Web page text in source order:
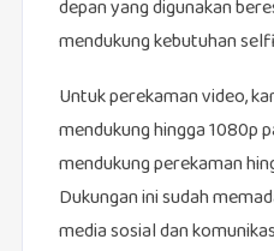
depan yang digunakan
mendukung kebutuhan
Untuk perekaman video,
mendukung hingga 1080p
mendukung perekaman
Dukungan ini sudah
media sosial dan